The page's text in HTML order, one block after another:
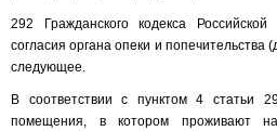
292 Гражданского кодекса
согласия органа опеки и
следующее.
В соответствии с пунктом 4 статьи
помещения, в котором проживают